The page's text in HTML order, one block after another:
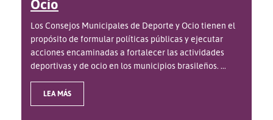
Ocio
Los Consejos Municipales de Deporte y Ocio tienen el
propósito de formular políticas públicas y ejecutar
acciones encaminadas a fortalecer las actividades
deportivas y de ocio en los municipios brasileños. ...
LEA MÁS